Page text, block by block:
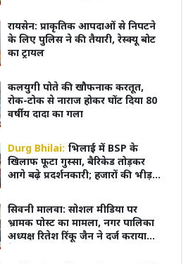
रायसेन: प्राकृतिक आपदाओं से निपटने
के लिए पुलिस ने की तैयारी, रेस्क्यू बोट
का ट्रायल
कलयुगी पोते की खौफनाक करतूत,
रोक-टोक से नाराज होकर घोंट दिया 80
वर्षीय दादा का गला
Durg Bhilai: भिलाई में BSP के
खिलाफ फूटा गुस्सा, बैरिकेड तोड़कर
आगे बढ़े प्रदर्शनकारी; हजारों की भीड़ ने
सिवनी मालवा: सोशल मीडिया पर
भ्रामक पोस्ट का मामला, नगर पालिका
अध्यक्ष रितेश रिंकू जैन ने दर्ज कराया